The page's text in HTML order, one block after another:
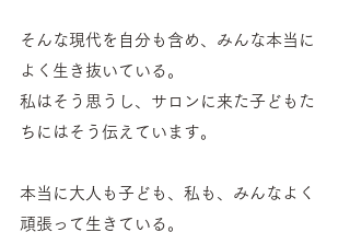
そんな現代を自分も含め、みんな本当に
よく生き抜いている。
私はそう思うし、サロンに来た子どもた
ちにはそう伝えています。
本当に大人も子ども、私も、みんなよく
頑張って生きている。